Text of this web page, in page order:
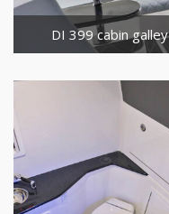
DI 399 cabin galley